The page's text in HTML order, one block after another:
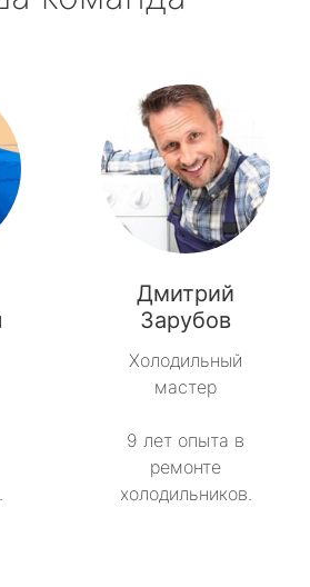
Дмитрий
Зарубов
Холодильный
мастер
9 лет опыта в
ремонте
холодильников.